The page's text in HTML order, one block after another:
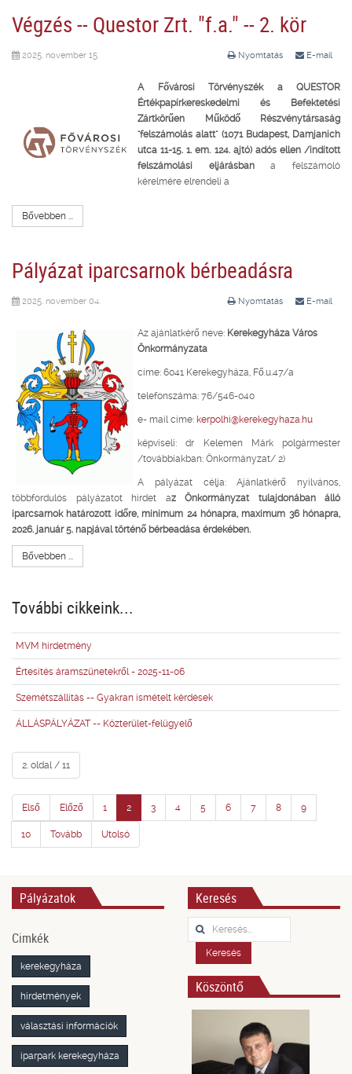
Végzés -- Questor Zrt. "f.a." -- 2. kör
Nyomtatás E-mail
2025. november 15.
A Fővárosi Törvényszék a QUESTOR
Értékpapírkereskedelmi és Befektetési
Zártkörűen Működő Részvénytársaság
"felszámolás alatt" (1071 Budapest, Damjanich
utca 11-15. 1. em. 124. ajtó) adós ellen /indított
felszámolási eljárásbana felszámoló
kérelmére elrendeli a
Bővebben ...
Pályázat iparcsarnok bérbeadásra
Nyomtatás E-mail
2025. november 04.
Az ajánlatkérő neve: Kerekegyháza Város
Önkormányzata
címe: 6041 Kerekegyháza, Fő.u.47/a
telefonszáma: 76/546-040
e- mail címe: kerpolhi@kerekegyhaza.hu
képviseli: dr Kelemen Márk polgármester
/továbbiakban: Önkormányzat/ 2)
A pályázat célja: Ajánlatkérő nyilvános,
többfordulós pályázatot hirdet az Önkormányzat tulajdonában álló
iparcsarnok határozott időre, minimum 24 hónapra, maximum 36 hónapra,
2026. január 5. napjával történő bérbeadása érdekében.
Bővebben ...
További cikkeink...
MVM hirdetmény
Értesítés áramszünetekről - 2025-11-06
Szemétszállítás -- Gyakran ismételt kérdések
ÁLLÁSPÁLYÁZAT -- Közterület-felügyelő
2. oldal / 11
Első Előző 1 2 3 4 5 6 7 8 9
10 Tovább Utolsó
Pályázatok
Cimkék
kerekegyháza
hirdetmények
választási információk
iparpark kerekegyháza
Keresés
Keresés...
Keresés
Köszöntő